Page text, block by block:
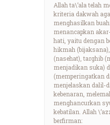
Allah ta\’ala telah
kriteria dakwah
menghasilkan
menancapkan
hati, yaitu dengan
hikmah
(nasehat), targhib
menjadikan suka)
(memperingatkan
menjelaskan dalil-
kebenaran,
menghancurkan
kebatilan. Allah
berfirman: